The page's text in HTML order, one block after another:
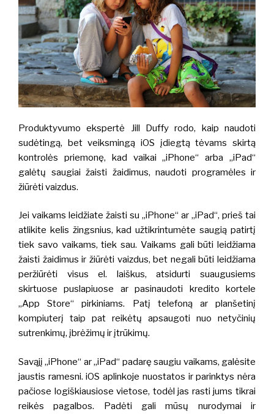
Produktyvumo ekspertė Jill Duffy rodo, kaip naudoti
sudėtingą, bet veiksmingą iOS įdiegtą tėvams skirtą
kontrolės priemonę, kad vaikai „iPhone“ arba „iPad“
galėtų saugiai žaisti žaidimus, naudoti programėles ir
žiūrėti vaizdus.
Jei vaikams leidžiate žaisti su „iPhone“ ar „iPad“, prieš tai
atlikite kelis žingsnius, kad užtikrintumėte saugią patirtį
tiek savo vaikams, tiek sau. Vaikams gali būti leidžiama
žaisti žaidimus ir žiūrėti vaizdus, bet negali būti leidžiama
peržiūrėti visus el. laiškus, atsidurti suaugusiems
skirtuose puslapiuose ar pasinaudoti kredito kortele
„App Store“ pirkiniams. Patį telefoną ar planšetinį
kompiuterį taip pat reikėtų apsaugoti nuo netyčinių
sutrenkimų, įbrėžimų ir įtrūkimų.
Savąjį „iPhone“ ar „iPad“ padarę saugiu vaikams, galėsite
jaustis ramesni. iOS aplinkoje nuostatos ir parinktys nėra
pačiose logiškiausiose vietose, todėl jas rasti jums tikrai
reikės pagalbos. Padėti gali mūsų nurodymai ir